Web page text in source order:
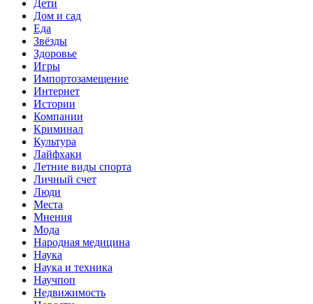
Дети
Дом и сад
Еда
Звёзды
Здоровье
Игры
Импортозамещение
Интернет
Истории
Компании
Криминал
Культура
Лайфхаки
Летние виды спорта
Личный счет
Люди
Места
Мнения
Мода
Народная медицина
Наука
Наука и техника
Научпоп
Недвижимость